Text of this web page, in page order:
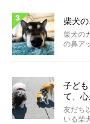
柴犬
柴犬の
の鼻ア
子ど
て、心
友だち
いる柴